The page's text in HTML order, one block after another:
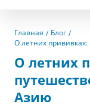
Главная
Блог
О летних
О летних
Азию